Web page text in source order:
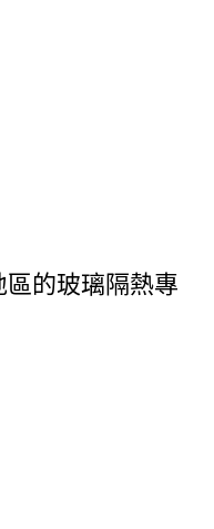
的玻璃隔熱專